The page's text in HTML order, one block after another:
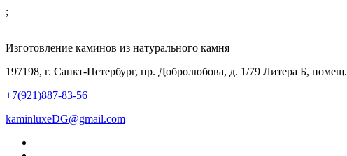
;
Изготовление каминов из натурального камня
197198, г. Санкт-Петербург, пр. Добролюбова, д. 1/79 Литера Б,
+7(921)887-83-56
kaminluxeDG@gmail.com